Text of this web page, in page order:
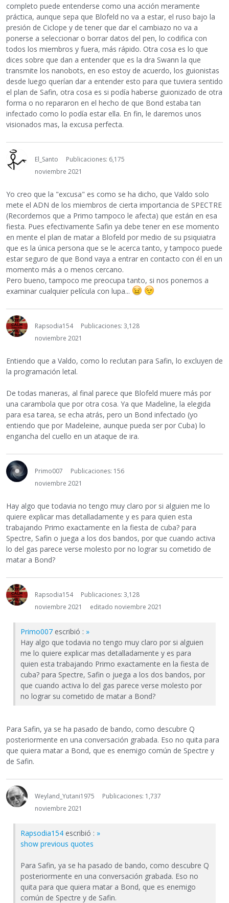
completo puede entenderse como una acción meramente
práctica, aunque sepa que Blofeld no va a estar, el ruso bajo la
presión de Ciclope y de tener que dar el cambiazo no va a
ponerse a seleccionar o borrar datos del pen, lo codifica con
todos los miembros y fuera, más rápido. Otra cosa es lo que
dices sobre que dan a entender que es la dra Swann la que
transmite los nanobots, en eso estoy de acuerdo, los guionistas
desde luego querían dar a entender esto para que tuviera sentido
el plan de Safin, otra cosa es si podía haberse guionizado de otra
forma o no repararon en el hecho de que Bond estaba tan
infectado como lo podía estar ella. En fin, le daremos unos
visionados mas, la excusa perfecta.
El_Santo
Publicaciones: 6,175
noviembre 2021
Yo creo que la "excusa" es como se ha dicho, que Valdo solo
mete el ADN de los miembros de cierta importancia de SPECTRE
(Recordemos que a Primo tampoco le afecta) que están en esa
fiesta. Pues efectivamente Safin ya debe tener en ese momento
en mente el plan de matar a Blofeld por medio de su psiquiatra
que es la única persona que se le acerca tanto, y tampoco puede
estar seguro de que Bond vaya a entrar en contacto con él en un
momento más a o menos cercano.
Pero bueno, tampoco me preocupa tanto, si nos ponemos a
examinar cualquier película con lupa...
Rapsodia154
Publicaciones: 3,128
noviembre 2021
Entiendo que a Valdo, como lo reclutan para Safin, lo excluyen de
la programación letal.
De todas maneras, al final parece que Blofeld muere más por
una carambola que por otra cosa. Ya que Madeline, la elegida
para esa tarea, se echa atrás, pero un Bond infectado (yo
entiendo que por Madeleine, aunque pueda ser por Cuba) lo
engancha del cuello en un ataque de ira.
Primo007
Publicaciones: 156
noviembre 2021
Hay algo que todavia no tengo muy claro por si alguien me lo
quiere explicar mas detalladamente y es para quien esta
trabajando Primo exactamente en la fiesta de cuba? para
Spectre, Safin o juega a los dos bandos, por que cuando activa
lo del gas parece verse molesto por no lograr su cometido de
matar a Bond?
Rapsodia154
Publicaciones: 3,128
noviembre 2021
editado noviembre 2021
Primo007 escribió : »
Hay algo que todavia no tengo muy claro por si alguien
me lo quiere explicar mas detalladamente y es para
quien esta trabajando Primo exactamente en la fiesta de
cuba? para Spectre, Safin o juega a los dos bandos, por
que cuando activa lo del gas parece verse molesto por
no lograr su cometido de matar a Bond?
Para Safin, ya se ha pasado de bando, como descubre Q
posteriormente en una conversación grabada. Eso no quita para
que quiera matar a Bond, que es enemigo común de Spectre y
de Safin.
Weyland_Yutani1975
Publicaciones: 1,737
noviembre 2021
Rapsodia154 escribió : »
show previous quotes
Para Safin, ya se ha pasado de bando, como descubre Q
posteriormente en una conversación grabada. Eso no
quita para que quiera matar a Bond, que es enemigo
común de Spectre y de Safin.